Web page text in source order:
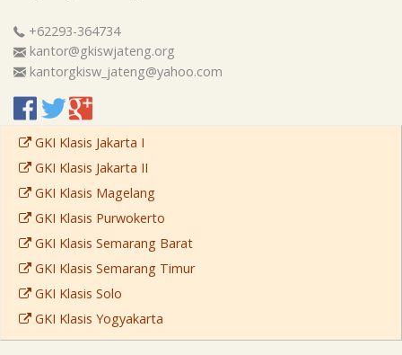
+62293-364734
kantor@gkiswjateng.org
kantorgkisw_jateng@yahoo.com
GKI Klasis Jakarta I
GKI Klasis Jakarta II
GKI Klasis Magelang
GKI Klasis Purwokerto
GKI Klasis Semarang Barat
GKI Klasis Semarang Timur
GKI Klasis Solo
GKI Klasis Yogyakarta